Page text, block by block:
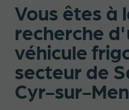
Vous êtes à
recherche
véhicule
secteur de
Cyr-sur-